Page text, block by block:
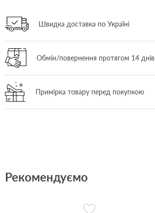
Швидка доставка по Україні
Обмін/повернення протягом 14 днів
Примірка товару перед покупкою
Рекомендуємо